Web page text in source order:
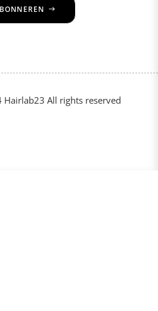
All rights reserved